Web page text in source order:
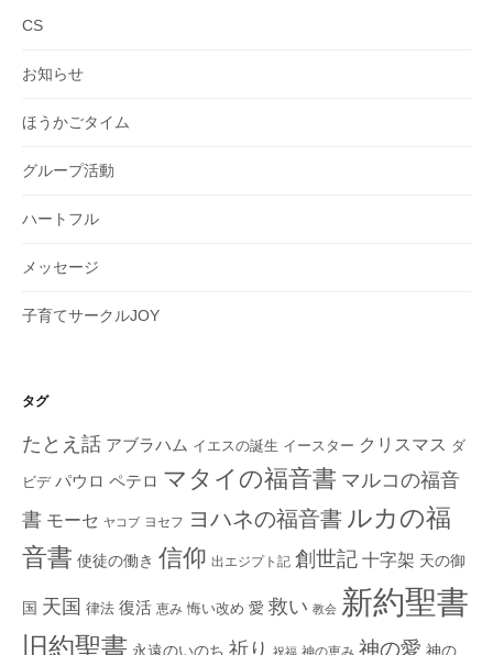
CS
お知らせ
ほうかごタイム
グループ活動
ハートフル
メッセージ
子育てサークルJOY
タグ
たとえ話 アブラハム イエスの誕生 イースター クリスマス ダ
ビデ パウロ ペテロ マタイの福音書 マルコの福音
書 モーセ ヤコブ ヨセフ ヨハネの福音書 ルカの福
音書 使徒の働き 信仰 出エジプト記 創世記 十字架 天の御
国 天国 律法 復活 恵み 悔い改め 愛 救い 教会 新約聖書
旧約聖書 永遠のいのち 祈り 祝福 神の恵み 神の愛 神の